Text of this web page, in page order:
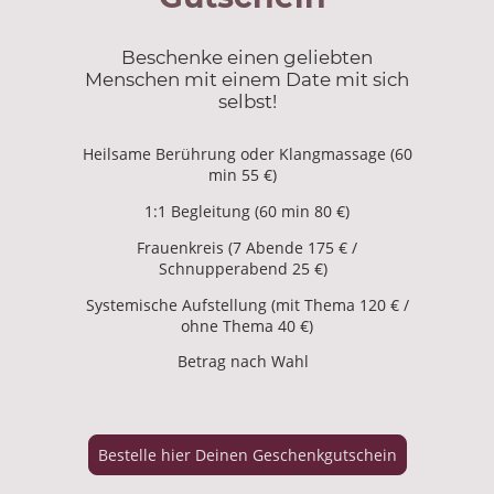
Beschenke einen geliebten
Menschen mit einem Date mit sich
selbst!
Heilsame Berührung oder Klangmassage (60
min 55 €)
1:1 Begleitung (60 min 80 €)
Frauenkreis (7 Abende 175 € /
Schnupperabend 25 €)
Systemische Aufstellung (mit Thema 120 € /
ohne Thema 40 €)
Betrag nach Wahl
Bestelle hier Deinen Geschenkgutschein